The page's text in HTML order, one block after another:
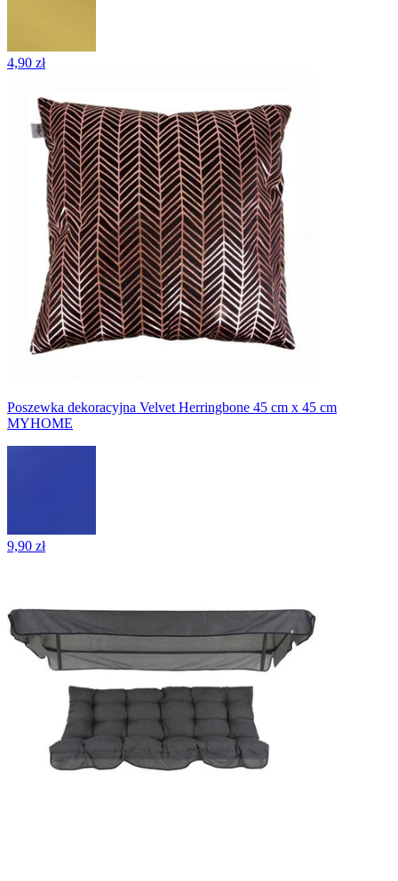
4,90 zł
Poszewka dekoracyjna Velvet Herringbone 45 cm x 45 cm
MYHOME
9,90 zł